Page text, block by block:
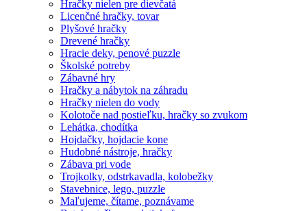
Hračky nielen pre dievčatá
Licenčné hračky, tovar
Plyšové hračky
Drevené hračky
Hracie deky, penové puzzle
Školské potreby
Zábavné hry
Hračky a nábytok na záhradu
Hračky nielen do vody
Kolotoče nad postieľku, hračky so zvukom
Lehátka, chodítka
Hojdačky, hojdacie kone
Hudobné nástroje, hračky
Zábava pri vode
Trojkolky, odstrkavadla, kolobežky
Stavebnice, lego, puzzle
Maľujeme, čítame, poznávame